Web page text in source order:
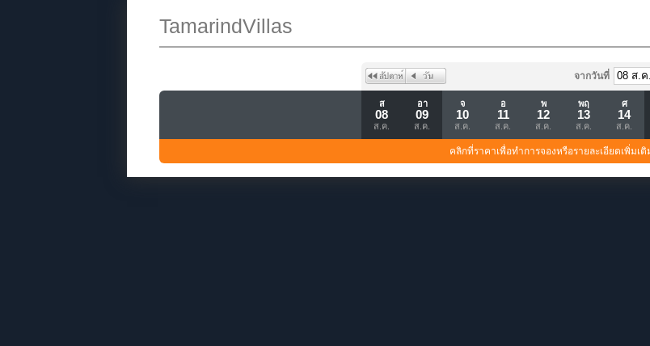
TamarindVillas
จากวันที่
ส
08
ส.ค.
อา
09
ส.ค.
จ
10
ส.ค.
อ
11
ส.ค.
พ
12
ส.ค.
พฤ
13
ส.ค.
ศ
14
ส.ค.
คลิกที่ราคาเพื่อทำการจองหรือรายละเอียดเพิ่มเติ